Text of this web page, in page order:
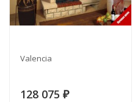
Valencia
128 075 ₽